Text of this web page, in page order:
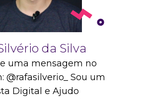
da Silva
uma mensagem no
@rafasilverio_ Sou um
Digital e Ajudo